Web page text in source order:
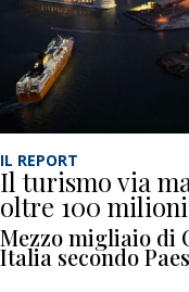
IL REPORT
Il turismo via
oltre 100
Mezzo migliaio di
Italia secondo